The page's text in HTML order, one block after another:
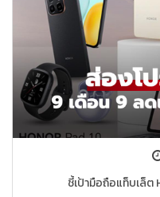
ชี้เป้ามือถือแท็บเล็ต